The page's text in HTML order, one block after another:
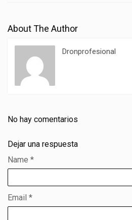
About The Author
Dronprofesional
No hay comentarios
Dejar una respuesta
Name *
Email *